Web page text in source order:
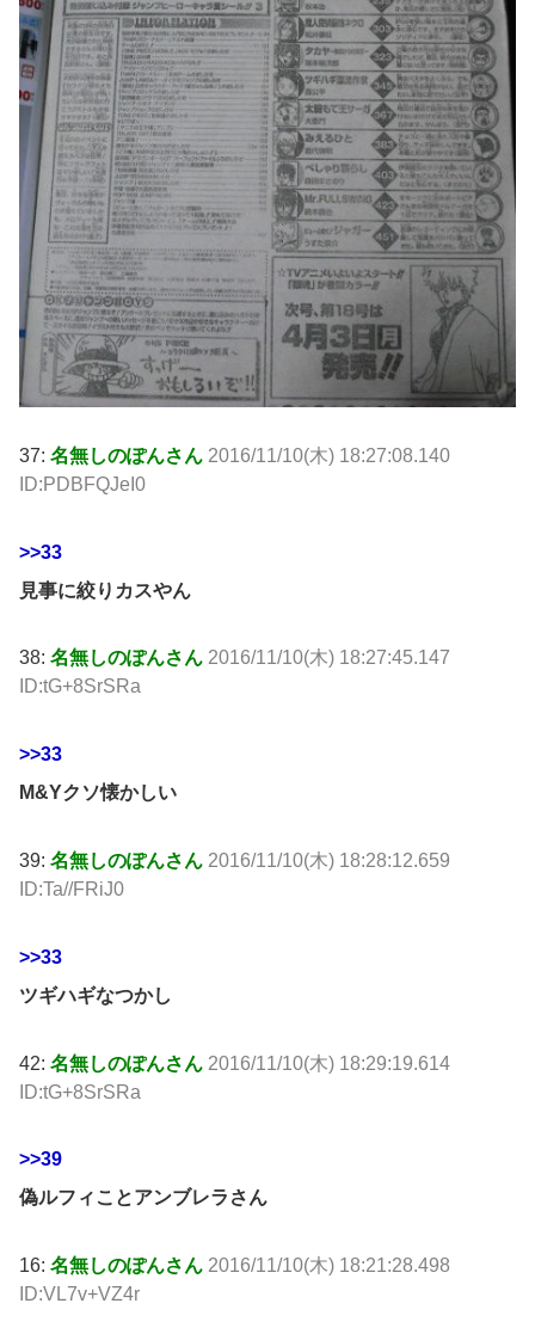
37: 名無しのぽんさん 2016/11/10(木) 18:27:08.140
ID:PDBFQJeI0
>>33
見事に絞りカスやん
38: 名無しのぽんさん 2016/11/10(木) 18:27:45.147
ID:tG+8SrSRa
>>33
M&Yクソ懐かしい
39: 名無しのぽんさん 2016/11/10(木) 18:28:12.659
ID:Ta//FRiJ0
>>33
ツギハギなつかし
42: 名無しのぽんさん 2016/11/10(木) 18:29:19.614
ID:tG+8SrSRa
>>39
偽ルフィことアンブレラさん
16: 名無しのぽんさん 2016/11/10(木) 18:21:28.498
ID:VL7v+VZ4r